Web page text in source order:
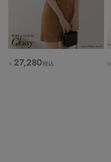
￥ 27,280税込 ￥